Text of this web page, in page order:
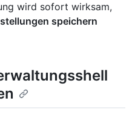
wird sofort wirksam,
speichern